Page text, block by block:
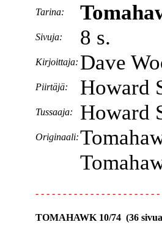
Tarina:
Sivuja: 8 s.
Kirjoittaja: Dave
Piirtäjä: Howard
Tussaaja: Howard
Originaali:
- - - - - - - - - - - - - - - - - - - - - -
TOMAHAWK 10/74 (36